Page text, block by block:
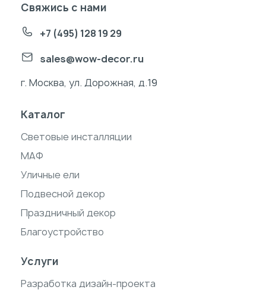
Свяжись с нами
+7 (495) 128 19 29
sales@wow-decor.ru
г. Москва, ул. Дорожная, д.19
Каталог
Световые инсталляции
МАФ
Уличные ели
Подвесной декор
Праздничный декор
Благоустройство
Услуги
Разработка дизайн-проекта